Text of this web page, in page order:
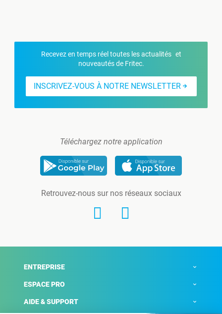
Recevez en temps réel toutes les actualités et
nouveautés de Fritec.
INSCRIVEZ-VOUS À NOTRE NEWSLETTER
Téléchargez notre application
Retrouvez-nous sur nos réseaux sociaux
ENTREPRISE
ESPACE PRO
AIDE & SUPPORT